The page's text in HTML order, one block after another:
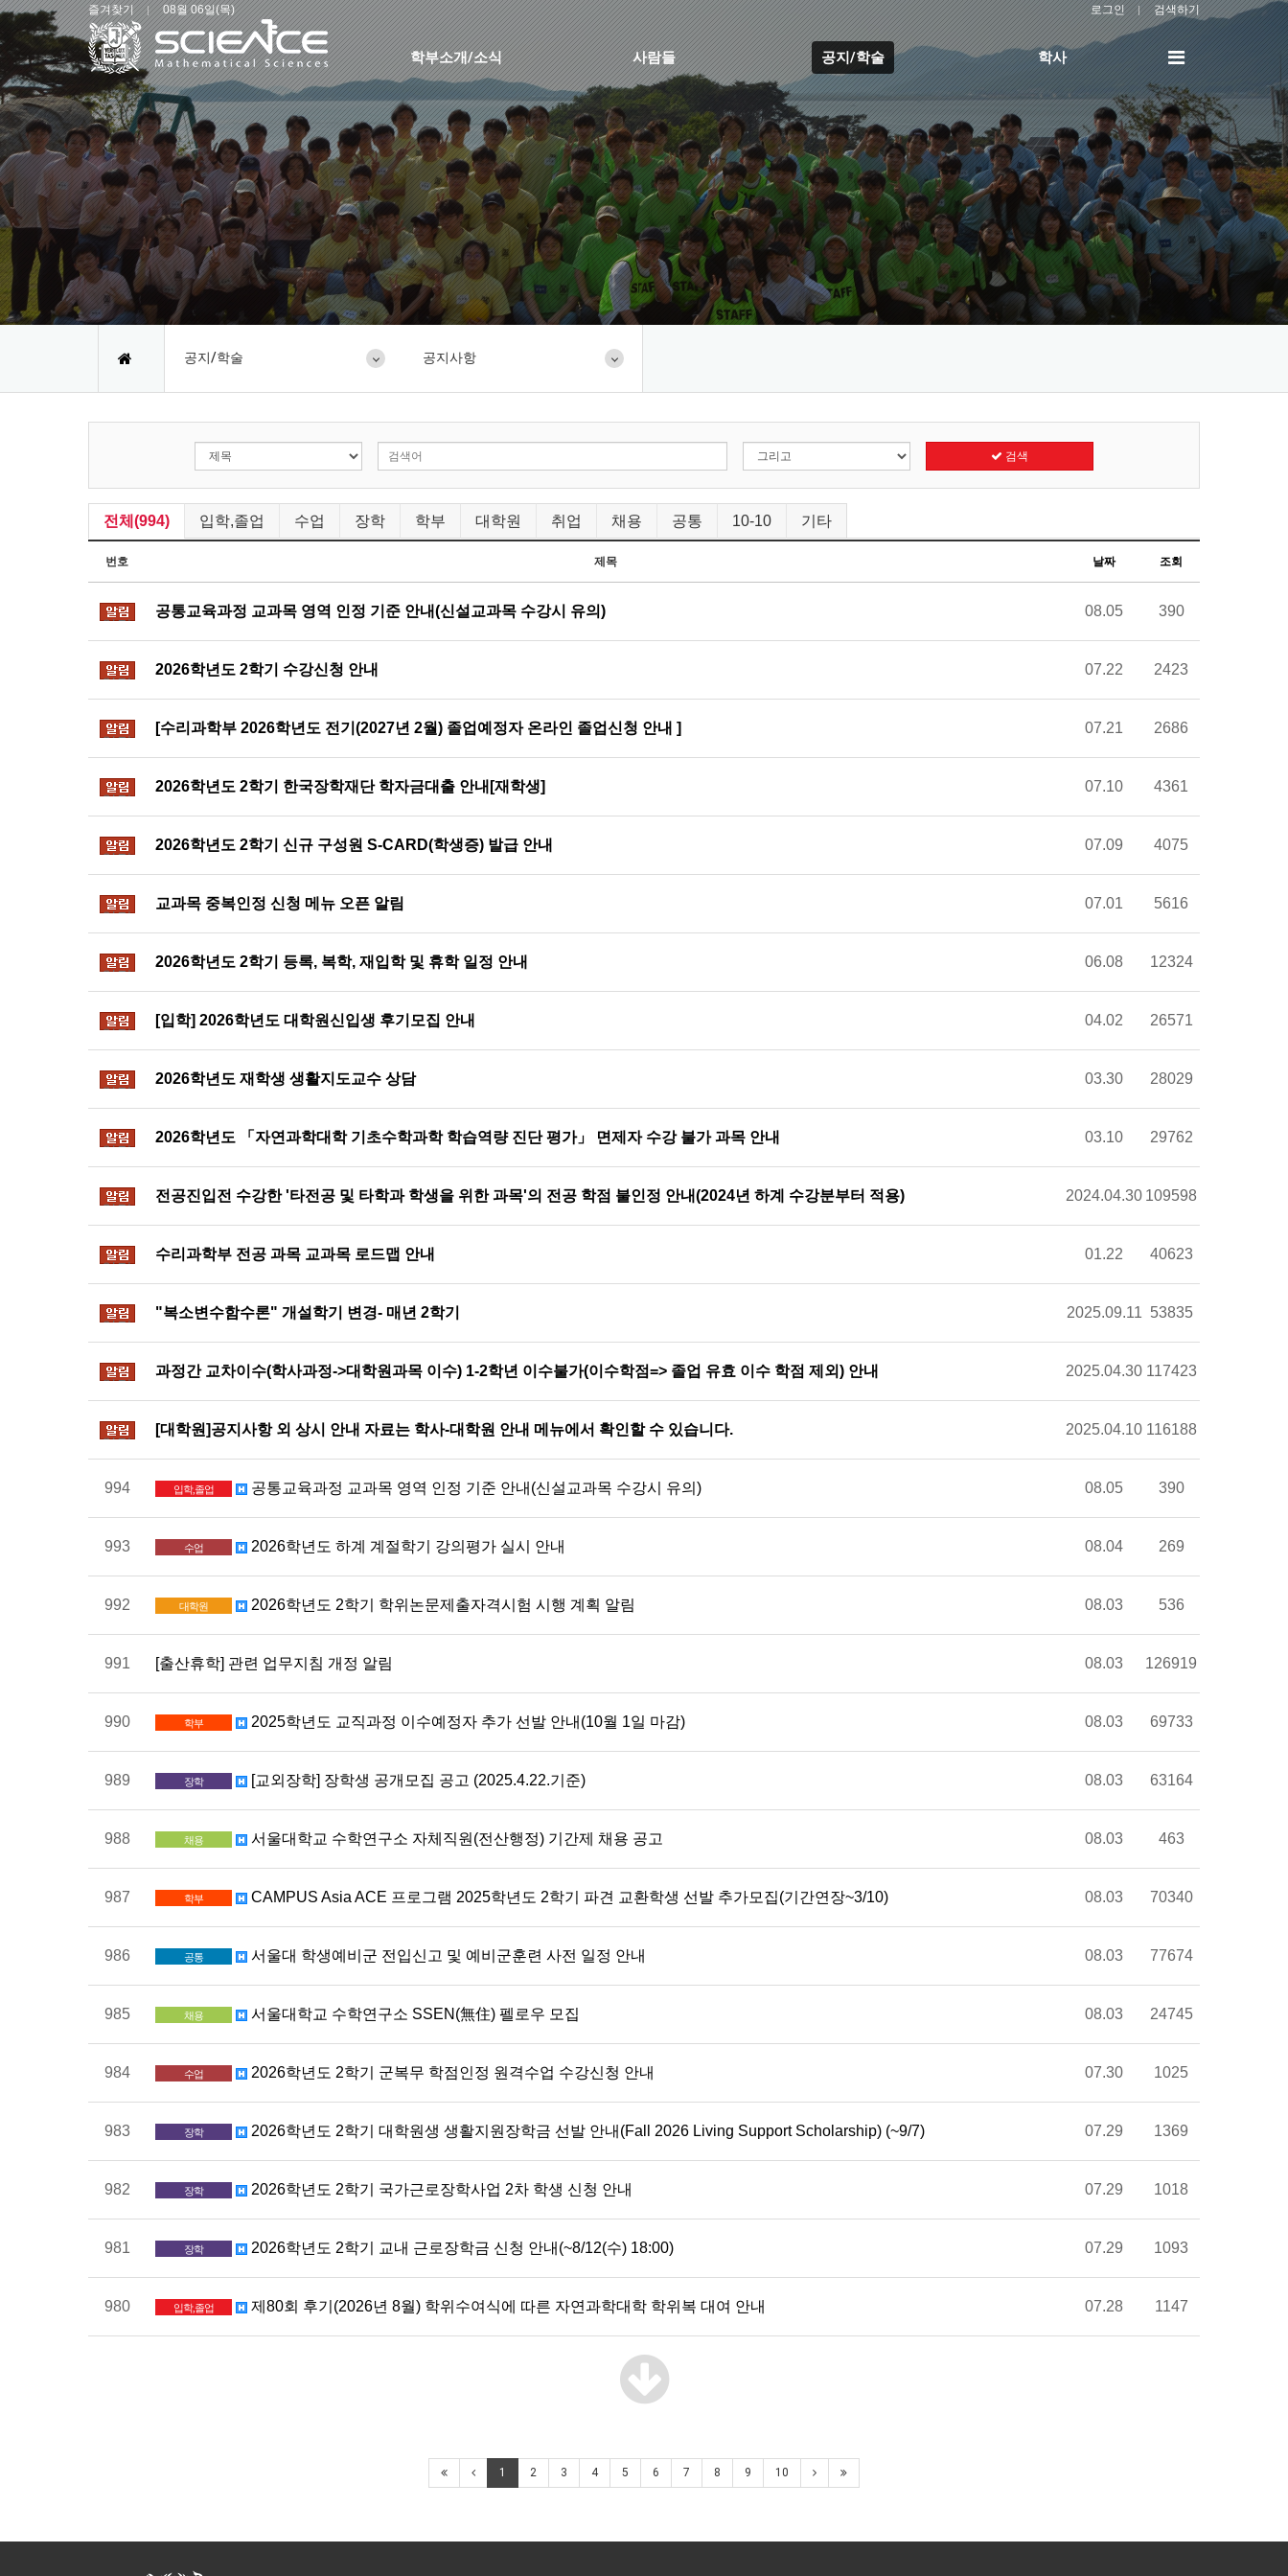
즐겨찾기 08월 06일(목) 로그인 검색하기
학부소개/소식 사람들 공지/학술 학사
전
메
뉴
공지/학술 공지사항
검색
전체(994) 입학,졸업 수업 장학 학부 대학원 취업 채용 공통 10-10 기타
번호 제목 날짜 조회
알림
공통교육과정 교과목 영역 인정 기준 안내(신설교과목 수강시 유의) 08.05 390
알림
2026학년도 2학기 수강신청 안내 07.22 2423
알림
[수리과학부 2026학년도 전기(2027년 2월) 졸업예정자 온라인 졸업신청 안내 ] 07.21 2686
알림
2026학년도 2학기 한국장학재단 학자금대출 안내[재학생] 07.10 4361
알림
2026학년도 2학기 신규 구성원 S-CARD(학생증) 발급 안내 07.09 4075
알림
교과목 중복인정 신청 메뉴 오픈 알림 07.01 5616
알림
2026학년도 2학기 등록, 복학, 재입학 및 휴학 일정 안내 06.08 12324
알림
[입학] 2026학년도 대학원신입생 후기모집 안내 04.02 26571
알림
2026학년도 재학생 생활지도교수 상담 03.30 28029
알림
2026학년도 「자연과학대학 기초수학과학 학습역량 진단 평가」 면제자 수강 불가 과목 안내 03.10 29762
알림
전공진입전 수강한 '타전공 및 타학과 학생을 위한 과목'의 전공 학점 불인정 안내(2024년 하계 수강분부터 적용) 2024.04.30 109598
알림
수리과학부 전공 과목 교과목 로드맵 안내 01.22 40623
알림
"복소변수함수론" 개설학기 변경- 매년 2학기 2025.09.11 53835
알림
과정간 교차이수(학사과정->대학원과목 이수) 1-2학년 이수불가(이수학점=> 졸업 유효 이수 학점 제외) 안내 2025.04.30 117423
알림
[대학원]공지사항 외 상시 안내 자료는 학사-대학원 안내 메뉴에서 확인할 수 있습니다. 2025.04.10 116188
994 입학,졸업 공통교육과정 교과목 영역 인정 기준 안내(신설교과목 수강시 유의) 08.05 390
993 수업 2026학년도 하계 계절학기 강의평가 실시 안내 08.04 269
992 대학원 2026학년도 2학기 학위논문제출자격시험 시행 계획 알림 08.03 536
991 [출산휴학] 관련 업무지침 개정 알림 08.03 126919
990 학부 2025학년도 교직과정 이수예정자 추가 선발 안내(10월 1일 마감) 08.03 69733
989 장학 [교외장학] 장학생 공개모집 공고 (2025.4.22.기준) 08.03 63164
988 채용 서울대학교 수학연구소 자체직원(전산행정) 기간제 채용 공고 08.03 463
987 학부 CAMPUS Asia ACE 프로그램 2025학년도 2학기 파견 교환학생 선발 추가모집(기간연장~3/10) 08.03 70340
986 공통 서울대 학생예비군 전입신고 및 예비군훈련 사전 일정 안내 08.03 77674
985 채용 서울대학교 수학연구소 SSEN(無住) 펠로우 모집 08.03 24745
984 수업 2026학년도 2학기 군복무 학점인정 원격수업 수강신청 안내 07.30 1025
983 장학 2026학년도 2학기 대학원생 생활지원장학금 선발 안내(Fall 2026 Living Support Scholarship) (~9/7) 07.29 1369
982 장학 2026학년도 2학기 국가근로장학사업 2차 학생 신청 안내 07.29 1018
981 장학 2026학년도 2학기 교내 근로장학금 신청 안내(~8/12(수) 18:00) 07.29 1093
980 입학,졸업 제80회 후기(2026년 8월) 학위수여식에 따른 자연과학대학 학위복 대여 안내 07.28 1147
1 2 3 4 5 6 7 8 9 10